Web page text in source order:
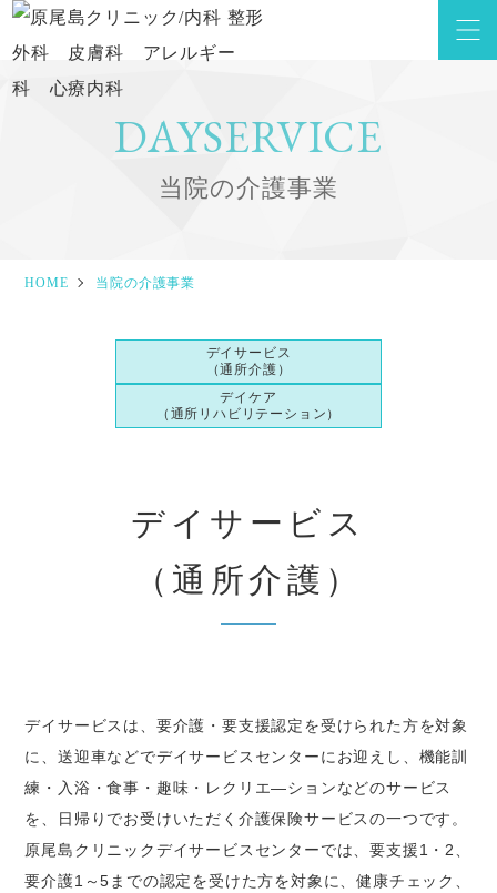
DAYSERVICE
当院の介護事業
HOME 当院の介護事業
デイサービス
（通所介護）
デイケア
（通所リハビリテーション）
デイサービス
（通所介護）
デイサービスは、要介護・要支援認定を受けられた方を対象
に、送迎車などでデイサービスセンターにお迎えし、機能訓
練・入浴・食事・趣味・レクリエ―ションなどのサービス
を、日帰りでお受けいただく介護保険サービスの一つです。
原尾島クリニックデイサービスセンターでは、要支援1・2、
要介護1～5までの認定を受けた方を対象に、健康チェック、